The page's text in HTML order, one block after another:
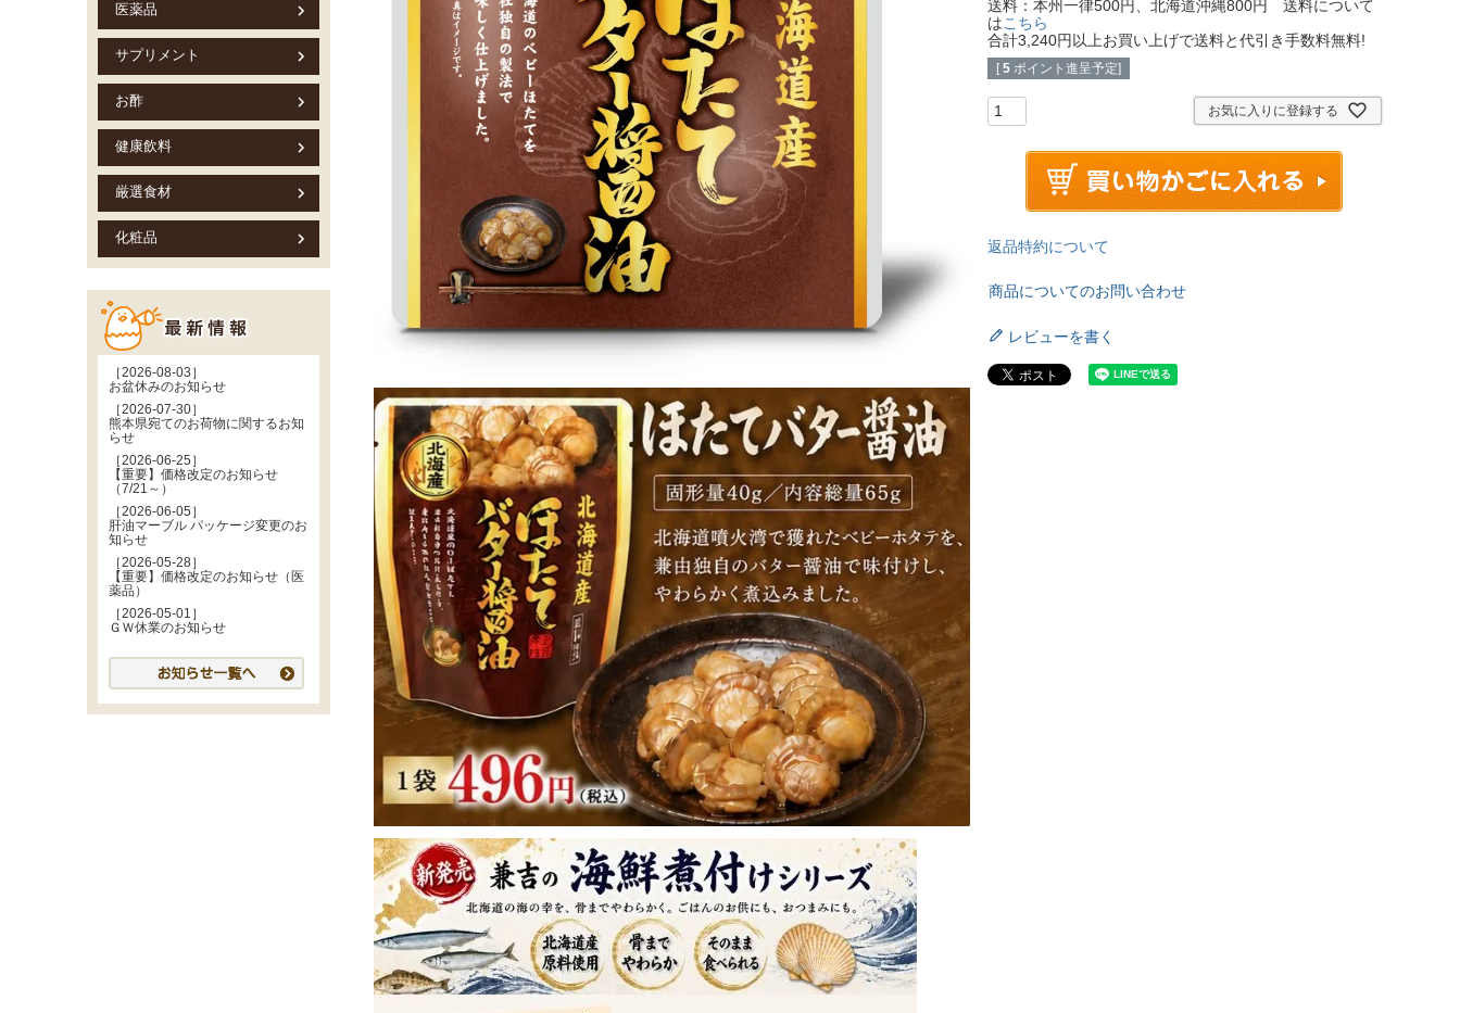
医薬品
サプリメント
お酢
健康飲料
厳選食材
化粧品
［2026-08-03］
お盆休みのお知らせ
［2026-07-30］
熊本県宛てのお荷物に関するお知
らせ
［2026-06-25］
【重要】価格改定のお知らせ
（7/21～）
［2026-06-05］
肝油マーブル パッケージ変更のお
知らせ
［2026-05-28］
【重要】価格改定のお知らせ（医
薬品）
［2026-05-01］
ＧＷ休業のお知らせ
送料：本州一律500円、北海道沖縄800円 送料について
はこちら
合計3,240円以上お買い上げで送料と代引き手数料無料!
[ 5 ポイント進呈予定]
お気に入りに登録する
返品特約について
商品についてのお問い合わせ
レビューを書く